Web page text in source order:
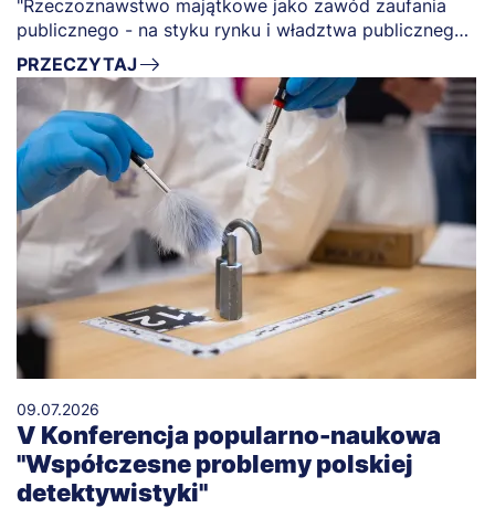
"Rzeczoznawstwo majątkowe jako zawód zaufania
publicznego - na styku rynku i władztwa publicznego",
której jesteśmy partnerem.
PRZECZYTAJ
09.07.2026
V Konferencja popularno-naukowa
"Współczesne problemy polskiej
detektywistyki"